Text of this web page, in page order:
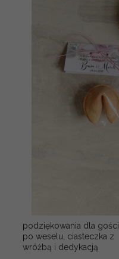
podziękowania dla gości
po weselu, ciasteczka z
wróżbą i dedykacją